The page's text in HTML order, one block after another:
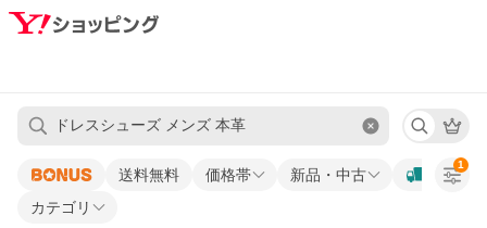
送料無料 価格帯
新品・中古
カテゴリ
1